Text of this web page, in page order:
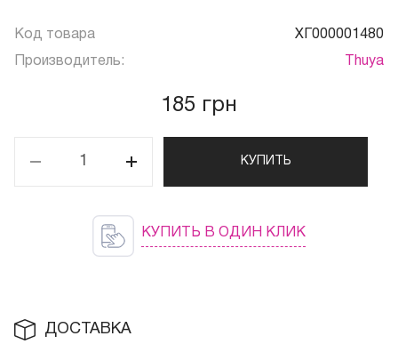
Код товара ХГ000001480
Производитель: Thuya
185 грн
КУПИТЬ
КУПИТЬ В ОДИН КЛИК
ДОСТАВКА